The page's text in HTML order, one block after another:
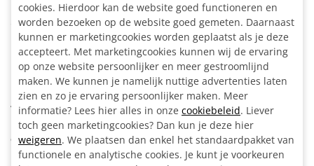
Specificaties
Materiaal:
Staal, gegalvaniseerd
Buisdiameter:
48.3 mm
Kleur:
Zilvergrijs
Artikelnummer:
204204
Omschrijving
cookies. Hierdoor kan de website goed functioneren en
worden bezoeken op de website goed gemeten. Daarnaast
kunnen er marketingcookies worden geplaatst als je deze
accepteert. Met marketingcookies kunnen wij de ervaring
op onze website persoonlijker en meer gestroomlijnd
maken. We kunnen je namelijk nuttige advertenties laten
zien en zo je ervaring persoonlijker maken. Meer
informatie? Lees hier alles in onze cookiebeleid. Liever
toch geen marketingcookies? Dan kun je deze hier
weigeren. We plaatsen dan enkel het standaardpakket van
functionele en analytische cookies. Je kunt je voorkeuren